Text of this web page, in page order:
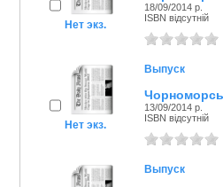
Нет экз.
18/09/2014 р.
ISBN відсутній
Нет экз.
Выпуск
13/09/2014 р.
ISBN відсутній
Выпуск